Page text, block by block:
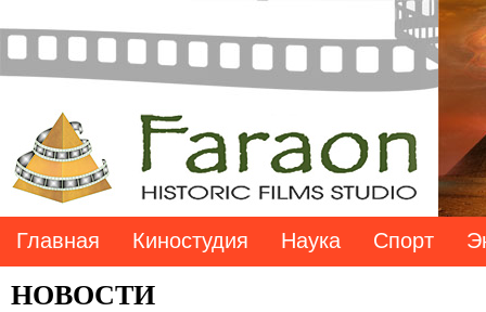
Главная Киностудия Наука Спорт
НОВОСТИ